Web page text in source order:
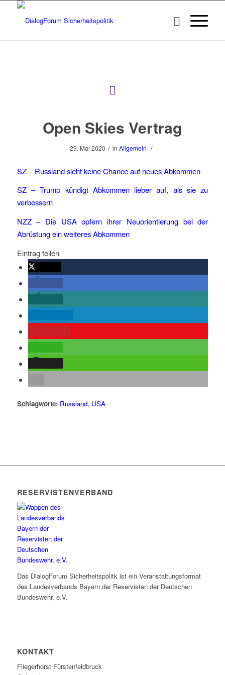
Open Skies Vertrag
29. Mai 2020 / in Allgemein /
SZ –Russland sieht keine Chance auf neues Abkommen
SZ –Trump kündigt Abkommen lieber auf, als sie zu
verbessern
NZZ – Die USA opfern ihrer Neuorientierung bei der
Abrüstung ein weiteres Abkommen
Eintrag teilen
Schlagworte: Russland, USA
RESERVISTENVERBAND
Das DialogForum Sicherheitspolitk ist ein Veranstaltungsformat
des Landesverbands Bayern der Reservisten der Deutschen
Bundeswehr, e.V.
KONTAKT
Fliegerhorst Fürstenfeldbruck